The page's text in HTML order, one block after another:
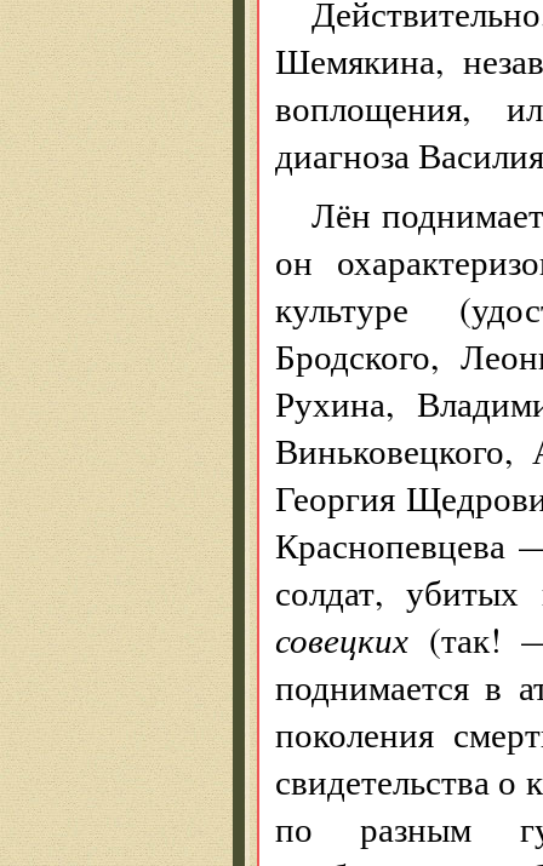
Шемякина,
воплощения,
диагноза
Лён
он
культуре
Бродского,
Рухина,
Георгия
Краснопевцева
солдат,
совецких
поднимается в
поколения
свидетельства о
по разным